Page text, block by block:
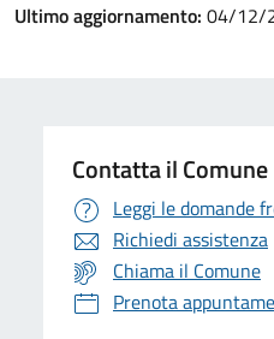
Ultimo aggiornamento: 04/12/
Contatta il Comune
Leggi le domande
Richiedi assistenza
Chiama il Comune
Prenota